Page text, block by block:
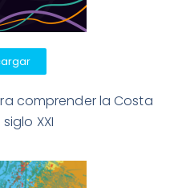
comprender la Costa
XXI